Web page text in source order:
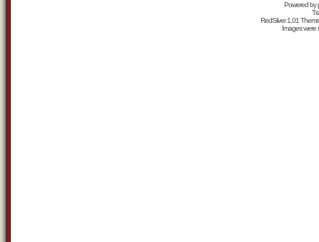
Powered by
RedSilver 1.01
Images were